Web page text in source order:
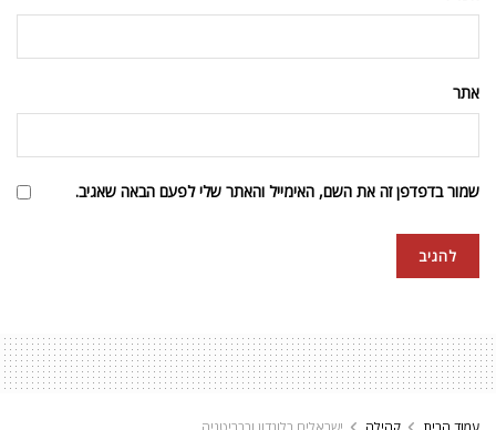
אתר
שמור בדפדפן זה את השם, האימייל והאתר שלי לפעם הבאה שאגיב.